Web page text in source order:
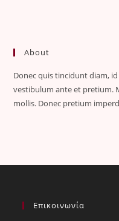
About
Donec quis tincidunt diam,
vestibulum ante et pretium.
mollis. Donec pretium
Επικοινωνία